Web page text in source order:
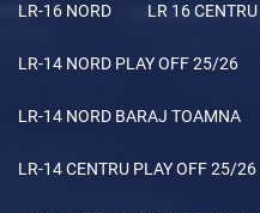
LR-16 NORD LR 16 CENTRU
LR-14 NORD PLAY OFF 25/26
LR-14 NORD BARAJ TOAMNA
LR-14 CENTRU PLAY OFF 25/26